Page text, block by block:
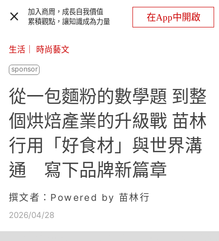
加入商周，成長自我價值
累積觀點，讓知識成為力量
在App中開啟
生活 時尚藝文
從一包麵粉的數學題 到整
個烘焙產業的升級戰 苗林
行用「好食材」與世界溝
通 寫下品牌新篇章
撰文者：Powered by 苗林行
2026/04/28